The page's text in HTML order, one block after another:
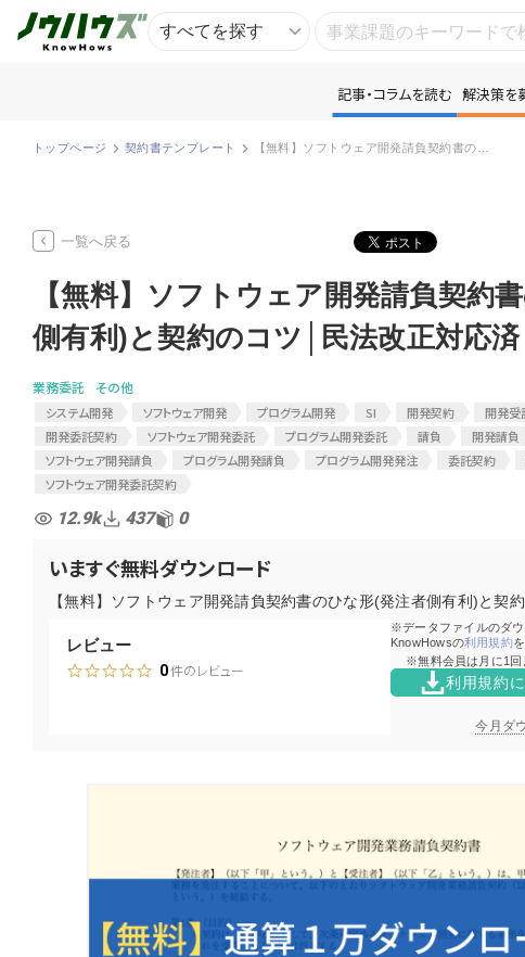
資本
記事・コラムを読む 解決策を
トップページ 契約書テンプレート
一覧へ戻る
【無料】ソフトウェア開発請負契約
側有利)と契約のコツ│民法改正対応済
業務委託 その他
システム開発 ソフトウェア開発 プログラム開発 SI 開発契約 開発受
開発委託契約
ソフトウェア開発委託 プログラム開発委託 請負 開発請負
ソフトウェア開発請負
プログラム開発請負 プログラム開発発注 委託契約
ソフトウェア開発委託契約
12.9k 437 0
いますぐ無料ダウンロード
【無料】ソフトウェア開発請負契約書のひな形(発注者側有利)と契
レビュー
0件のレビュー
データファイルのダ
KnowHowsの利用規約
無料会員は月に1回
利用規約